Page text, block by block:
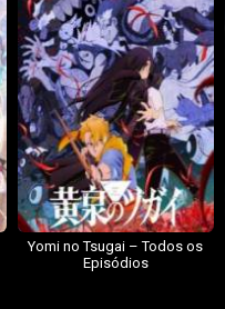
Yomi no Tsugai – Todos os
Episódios